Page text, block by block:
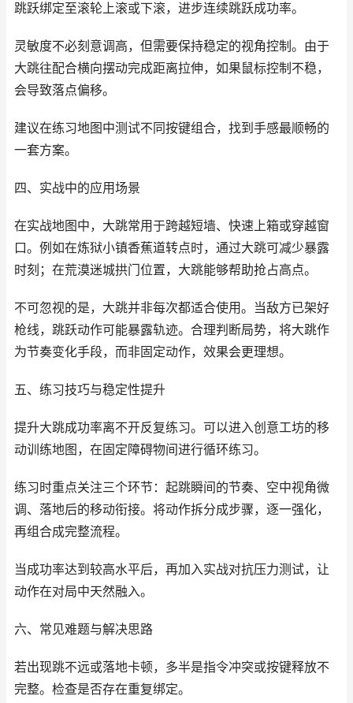
跳跃绑定至滚轮上滚或下滚，进步连续跳跃成功率。
灵敏度不必刻意调高，但需要保持稳定的视角控制。由于
大跳往配合横向摆动完成距离拉伸，如果鼠标控制不稳，
会导致落点偏移。
建议在练习地图中测试不同按键组合，找到手感最顺畅的
一套方案。
四、实战中的应用场景
在实战地图中，大跳常用于跨越短墙、快速上箱或穿越窗
口。例如在炼狱小镇香蕉道转点时，通过大跳可减少暴露
时刻；在荒漠迷城拱门位置，大跳能够帮助抢占高点。
不可忽视的是，大跳并非每次都适合使用。当敌方已架好
枪线，跳跃动作可能暴露轨迹。合理判断局势，将大跳作
为节奏变化手段，而非固定动作，效果会更理想。
五、练习技巧与稳定性提升
提升大跳成功率离不开反复练习。可以进入创意工坊的移
动训练地图，在固定障碍物间进行循环练习。
练习时重点关注三个环节：起跳瞬间的节奏、空中视角微
调、落地后的移动衔接。将动作拆分成步骤，逐一强化，
再组合成完整流程。
当成功率达到较高水平后，再加入实战对抗压力测试，让
动作在对局中天然融入。
六、常见难题与解决思路
若出现跳不远或落地卡顿，多半是指令冲突或按键释放不
完整。检查是否存在重复绑定。